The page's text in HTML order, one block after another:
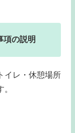
項の説明
イレ・休憩場所